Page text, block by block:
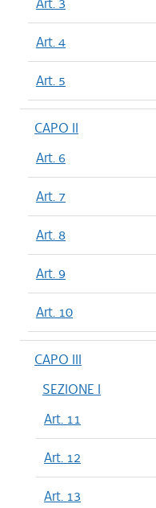
Art. 4
Art. 5
CAPO II
Art. 6
Art. 7
Art. 8
Art. 9
Art. 10
CAPO III
SEZIONE I
Art. 11
Art. 12
Art. 13